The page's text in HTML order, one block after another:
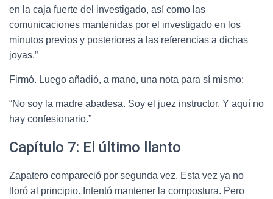
en la caja fuerte del investigado, así como las
comunicaciones mantenidas por el investigado en los
minutos previos y posteriores a las referencias a dichas
joyas.”
Firmó. Luego añadió, a mano, una nota para sí mismo:
“No soy la madre abadesa. Soy el juez instructor. Y aquí no
hay confesionario.”
Capítulo 7: El último llanto
Zapatero compareció por segunda vez. Esta vez ya no
lloró al principio. Intentó mantener la compostura. Pero